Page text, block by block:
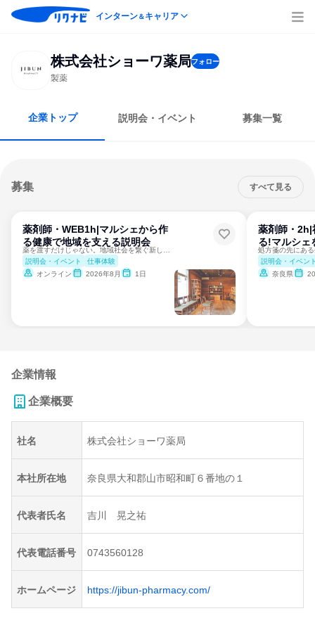
インターン＆キャリア
株式会社ショーワ薬局フォロー
製薬
企業トップ 説明会・イベント 募集一覧
募集 すべて見る
薬剤師・WEB1h|マルシェから作
る健康で地域を支える説明会
説明会・イベント
仕事体験
オンライン
2026年8月 1日
薬剤師・2h|
る!マルシェ
説明会・イベン
奈良県
企業情報
企業概要
社名 株式会社ショーワ薬局
本社所在地 奈良県大和郡山市昭和町６番地の１
代表者氏名 吉川 晃之祐
代表電話番号 0743560128
ホームページ https://jibun-pharmacy.com/